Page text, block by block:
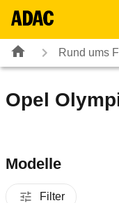
Rund ums
Opel
Modelle
Filter